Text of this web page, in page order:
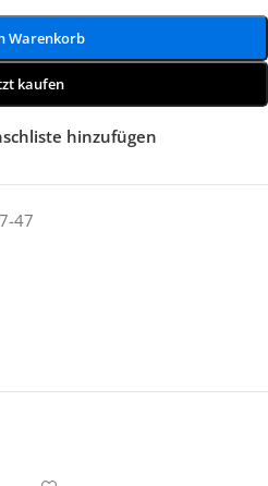
Warenkorb
kaufen
hinzufügen
47